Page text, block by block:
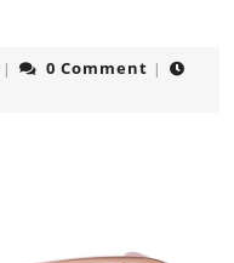
optistore
| 0 Comment |